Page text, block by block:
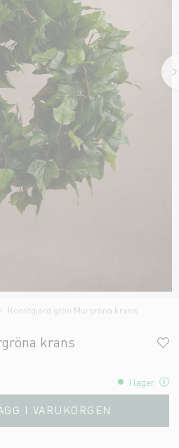
Konstgjord grön Murgröna krans
krans
I lager
I VARUKORGEN